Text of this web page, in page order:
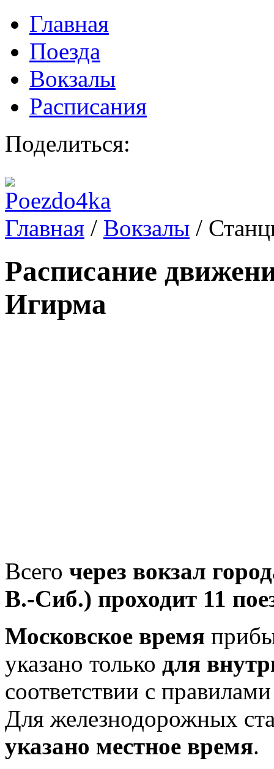
Главная
Поезда
Вокзалы
Расписания
Поделиться:
Главная / Вокзалы /
Расписание
Игирма
Всего через вокзал
В.-Сиб.) проходит 11
Московское время
указано только для
соответствии с
Для железнодорожных
указано местное время.